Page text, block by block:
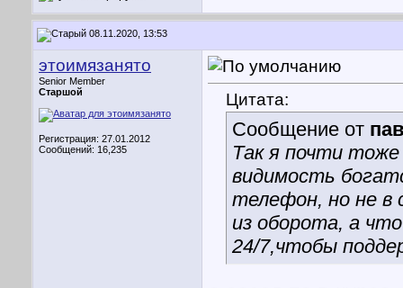
08.11.2020, 13:53
этоимязанято
Senior Member
Старшой
Регистрация: 27.01.2012
Сообщений: 16,235
Цитата:
Сообщение от
Так я почти
видимость
телефон, но не в
из оборота, а
24/7,чтобы